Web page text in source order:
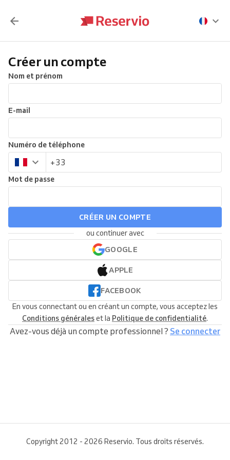
Créer un compte
Nom et prénom
E-mail
Numéro de téléphone
Mot de passe
CRÉER UN COMPTE
ou continuer avec
GOOGLE
APPLE
FACEBOOK
En vous connectant ou en créant un compte, vous acceptez les
Conditions généraleset la Politique de confidentialité.
Avez-vous déjà un compte professionnel ? Se connecter
Copyright 2012 - 2026 Reservio. Tous droits réservés.